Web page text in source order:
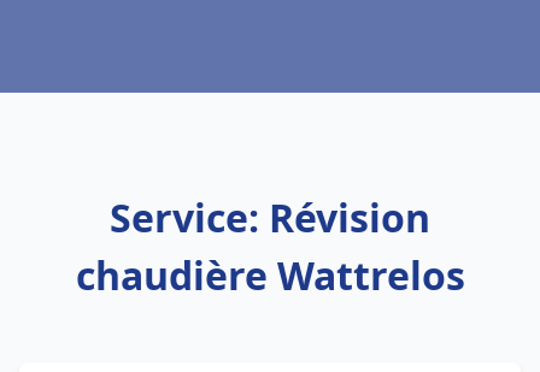
Service: Révision
chaudière Wattrelos